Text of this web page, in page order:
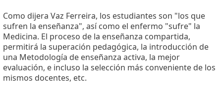
Como dijera Vaz Ferreira, los estudiantes son "los que
sufren la enseñanza", así como el enfermo "sufre" la
Medicina. El proceso de la enseñanza compartida,
permitirá la superación pedagógica, la introducción de
una Metodología de enseñanza activa, la mejor
evaluación, e incluso la selección más conveniente de los
mismos docentes, etc.